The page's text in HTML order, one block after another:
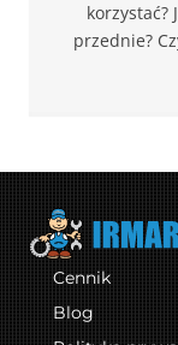
korzystać?
przednie?
Cennik
Blog